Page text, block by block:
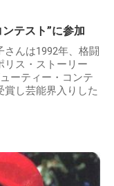
テスト”に参加
んは1992年、格闘
リス・ストーリー
ーティー・コンテ
賞し芸能界入りした